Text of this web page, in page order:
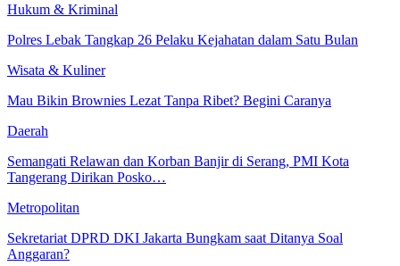
Hukum & Kriminal
Polres Lebak Tangkap 26 Pelaku Kejahatan dalam Satu Bulan
Wisata & Kuliner
Mau Bikin Brownies Lezat Tanpa Ribet? Begini Caranya
Daerah
Semangati Relawan dan Korban Banjir di Serang, PMI Kota
Tangerang Dirikan Posko…
Metropolitan
Sekretariat DPRD DKI Jakarta Bungkam saat Ditanya Soal
Anggaran?